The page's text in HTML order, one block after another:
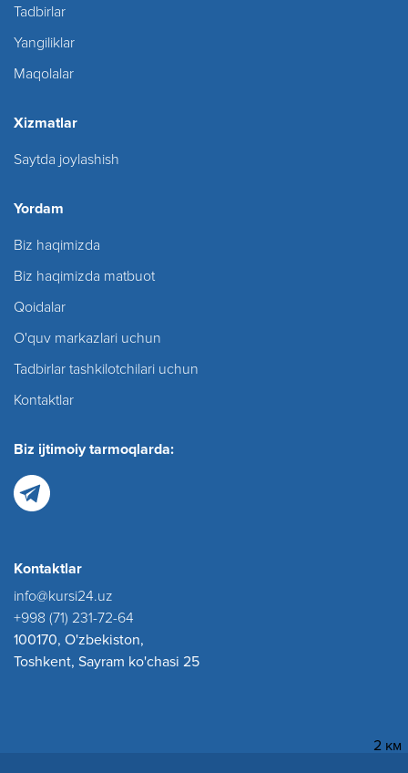
2 км
Tadbirlar
Yangiliklar
Maqolalar
Xizmatlar
Saytda joylashish
Yordam
Biz haqimizda
Biz haqimizda matbuot
Qoidalar
O'quv markazlari uchun
Tadbirlar tashkilotchilari uchun
Kontaktlar
Biz ijtimoiy tarmoqlarda:
Kontaktlar
info@kursi24.uz
+998 (71) 231-72-64
100170, O'zbekiston,
Toshkent, Sayram ko'chasi 25